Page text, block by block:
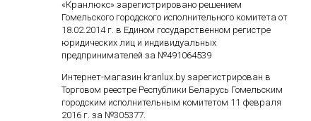
«Кранлюкс» зарегистрировано решением
Гомельского городского исполнительного комитета от
18.02.2014 г. в Едином государственном регистре
юридических лиц и индивидуальных
предпринимателей за №491064539
Интернет-магазин kranlux.by зарегистрирован в
Торговом реестре Республики Беларусь Гомельским
городским исполнительным комитетом 11 февраля
2016 г. за №305377.